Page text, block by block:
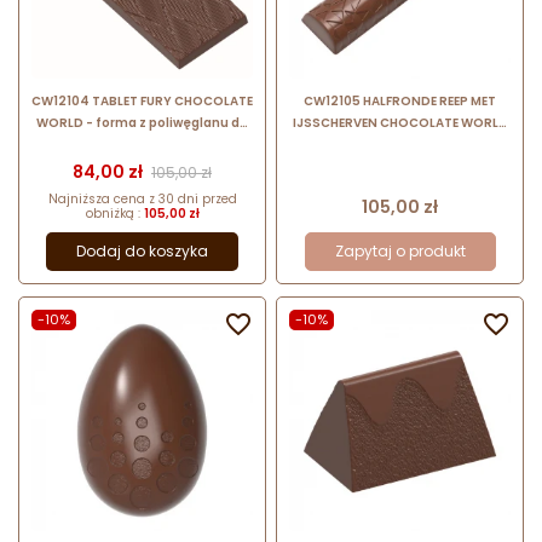
CW12104 TABLET FURY CHOCOLATE
WORLD - forma z poliwęglanu do
strukturalny wzór rombów
Cena
84,00 zł Cena podstawowa
105,00 zł
Najniższa cena z 30 dni przed
obniżką : 105,00 zł
Dodaj do koszyka
CW12105 HALFRONDE REEP MET
IJSSCHERVEN CHOCOLATE WORLD
Cena
105,00 zł
Zapytaj o produkt
-10%  -10% 